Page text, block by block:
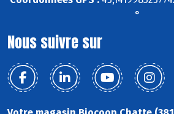
°
Nous suivre sur